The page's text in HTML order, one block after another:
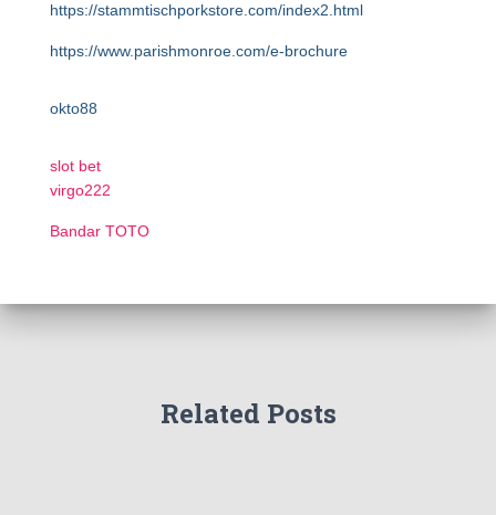
https://stammtischporkstore.com/index2.html
https://www.parishmonroe.com/e-brochure
okto88
slot bet
virgo222
Bandar TOTO
Related Posts